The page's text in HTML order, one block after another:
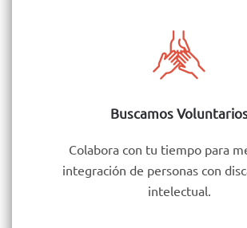
Buscamos
Colabora con tu tiempo para
integración de personas con
intelectual.